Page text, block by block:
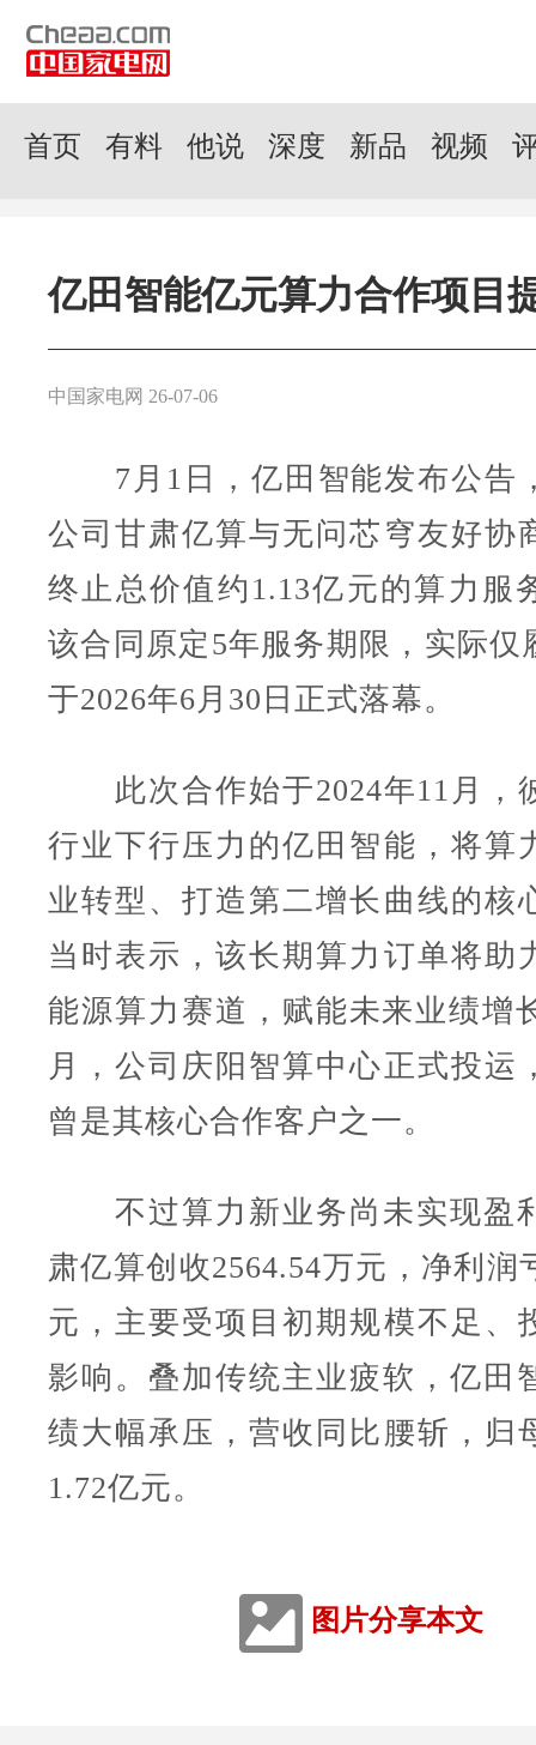
首页 有料 他说 深度 新品 视频
亿田智能亿元算力合作项目
中国家电网 26-07-06
7月1日，亿田智能发布公告
公司甘肃亿算与无问芯穹友好协
终止总价值约1.13亿元的算力服
该合同原定5年服务期限，实际仅
于2026年6月30日正式落幕。
此次合作始于2024年11月，
行业下行压力的亿田智能，将算
业转型、打造第二增长曲线的核
当时表示，该长期算力订单将助
能源算力赛道，赋能未来业绩增
月，公司庆阳智算中心正式投运
曾是其核心合作客户之一。
不过算力新业务尚未实现盈
肃亿算创收2564.54万元，净利润
元，主要受项目初期规模不足、
影响。叠加传统主业疲软，亿田
绩大幅承压，营收同比腰斩，归
1.72亿元。
图片分享本文